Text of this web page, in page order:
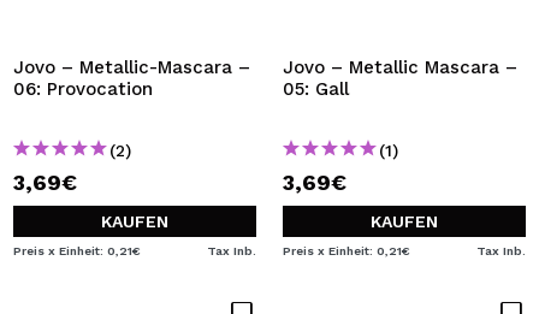
Jovo – Metallic-Mascara –
06: Provocation
(2)
3,69€
KAUFEN
Preis x Einheit: 0,21€ Tax Inb.
Jovo – Metallic Mascara –
05: Gall
(1)
3,69€
KAUFEN
Preis x Einheit: 0,21€ Tax Inb.